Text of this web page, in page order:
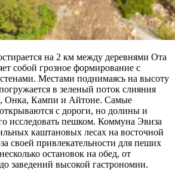
на 2 км между деревнями Ота
собой грозное формирование с
Местами поднимаясь на высоту
в зеленый поток слияния
Онка, Кампи и Айтоне. Самые
с дороги, но долины и
исследовать пешком. Коммуна Эвиза
каштановых лесах на восточной
своей привлекательности для пеших
остановок на обед, от
заведений высокой гастрономии.